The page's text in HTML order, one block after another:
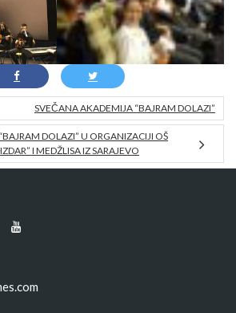
SVEČANA AKADEMIJA “BAJRAM DOLAZI”
DOLAZI” U ORGANIZACIJI OŠ
I MEDŽLISA IZ SARAJEVO